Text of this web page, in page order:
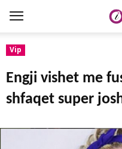
Vip
Engji vishet me
shfaqet super